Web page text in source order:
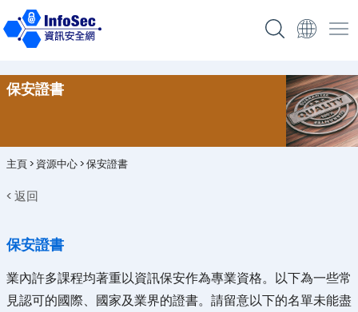
保安證書
主頁> 資源中心>保安證書
< 返回
保安證書
業內許多課程均著重以資訊保安作為專業資格。以下為一些常
見認可的國際、國家及業界的證書。請留意以下的名單未能盡